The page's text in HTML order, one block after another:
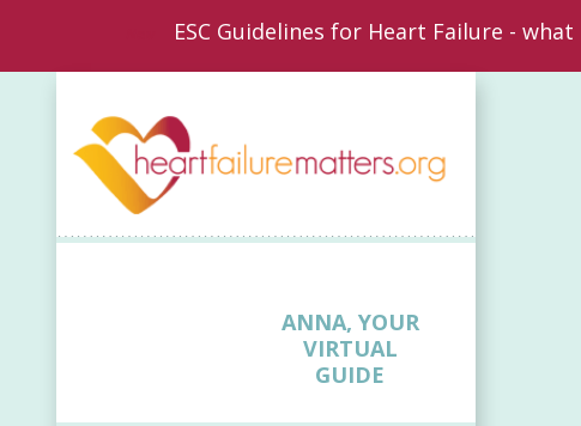
ESC Guidelines for Heart Failure - what
ANNA, YOUR
VIRTUAL
GUIDE